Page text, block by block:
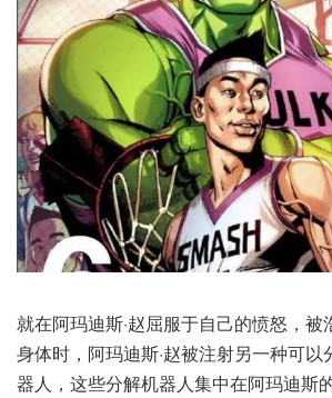
就在阿玛迪斯·赵屈服于自己的愤怒，被
身体时，阿玛迪斯·赵被注射另一种可
器人，这些分解机器人集中在阿玛迪斯